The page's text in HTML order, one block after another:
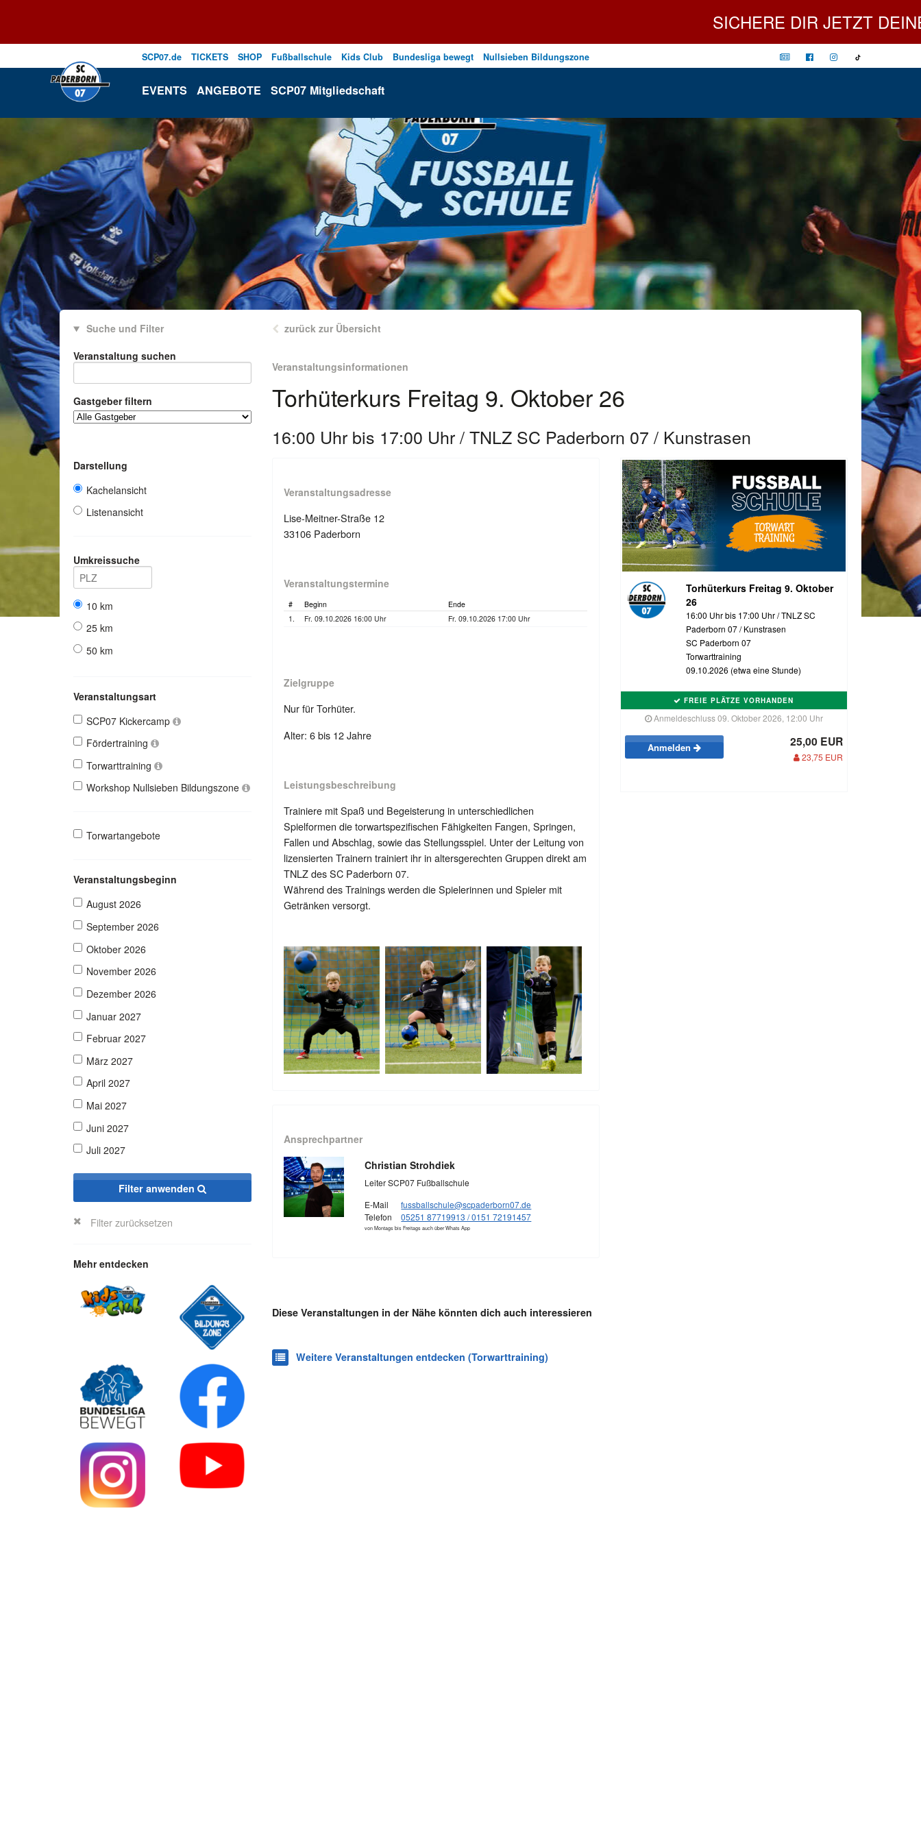
SCP07.de TICKETS SHOP Fußballschule Kids Club Bundesliga bewegt Nullsieben Bildungszone
EVENTS ANGEBOTE SCP07 Mitgliedschaft
Suche und Filter
Veranstaltung suchen
Gastgeber filtern
Darstellung
Kachelansicht
Listenansicht
Umkreissuche
10 km
25 km
50 km
Veranstaltungsart
SCP07 Kickercamp
Fördertraining
Torwarttraining
Workshop Nullsieben Bildungszone
Torwartangebote
Veranstaltungsbeginn
August 2026
September 2026
Oktober 2026
November 2026
Dezember 2026
Januar 2027
Februar 2027
März 2027
April 2027
Mai 2027
Juni 2027
Juli 2027
Filter anwenden
Filter zurücksetzen
Mehr entdecken
zurück zur Übersicht
Veranstaltungsinformationen
Torhüterkurs Freitag 9. Oktober 26
16:00 Uhr bis 17:00 Uhr / TNLZ SC Paderborn 07 / Kunstrasen
Veranstaltungsadresse
Lise-Meitner-Straße 12
33106 Paderborn
Veranstaltungstermine
# Beginn
Ende
1.
Fr. 09.10.2026 16:00 Uhr Fr. 09.10.2026 17:00 Uhr
Zielgruppe
Nur für Torhüter.
Alter: 6 bis 12 Jahre
Leistungsbeschreibung
Trainiere mit Spaß und Begeisterung in unterschiedlichen
Spielformen die torwartspezifischen Fähigkeiten Fangen, Springen,
Fallen und Abschlag, sowie das Stellungsspiel. Unter der Leitung von
lizensierten Trainern trainiert ihr in altersgerechten Gruppen direkt am
TNLZ des SC Paderborn 07.
Während des Trainings werden die Spielerinnen und Spieler mit
Getränken versorgt.
Ansprechpartner
Christian Strohdiek
Leiter SCP07 Fußballschule
E-Mail
fussballschule@scpaderborn07.de
Telefon
05251 87719913 / 0151 72191457
von Montags bis Freitags auch über Whats App
Torhüterkurs Freitag 9. Oktober
26
16:00 Uhr bis 17:00 Uhr / TNLZ SC
Paderborn 07 / Kunstrasen
SC Paderborn 07
Torwarttraining
09.10.2026 (etwa eine Stunde)
FREIE PLÄTZE VORHANDEN
Anmeldeschluss 09. Oktober 2026, 12:00 Uhr
Anmelden 25,00 EUR
23,75 EUR
Diese Veranstaltungen in der Nähe könnten dich auch interessieren
Weitere Veranstaltungen entdecken (Torwarttraining)
SICHERE DIR JETZT DEINEN